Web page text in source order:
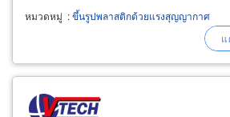
หมวดหมู่ :ขึ้นรูปพลาสติกด้วยแรงสุญญากาศ